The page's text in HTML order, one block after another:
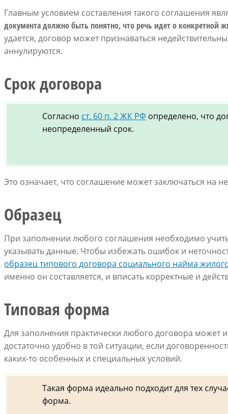
Главным условием составления такого соглашения
документа должно быть понятно, что речь идет о конкретной
удается, договор может признаваться
аннулируются.
Срок договора
Согласно ст. 60 п. 2 ЖК РФ определено, что
неопределенный срок.
Это означает, что соглашение может заключаться на
Образец
При заполнении любого соглашения необходимо
указывать данные. Чтобы избежать ошибок и
образец типового договора социального найма
именно он составляется, и вписать корректные и
Типовая форма
Для заполнения практически любого договора может
достаточно удобно в той ситуации, если
каких-то особенных и специальных условий.
Такая форма идеально подходит для тех
форма.